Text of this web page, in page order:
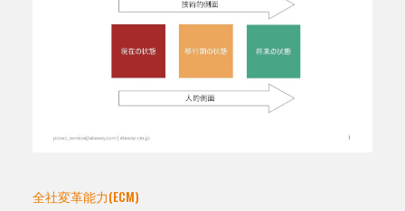
全社変革能力(ECM)